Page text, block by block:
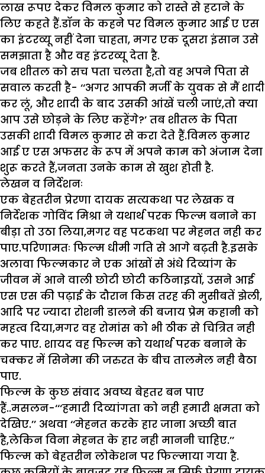
लाख रूपए देकर विमल कुमार को रास्ते से हटाने के
लिए कहते हैं.डाॅन के कहने पर विमल कुमार आई ए एस
का इंटरव्यू नहीं देना चाहता, मगर एक दूसरा इंसान उसे
समझाता है और वह इंटरव्यू देता है.
जब शीतल को सच पता चलता है,तो वह अपने पिता से
सवाल करती है- ‘‘अगर आपकी मर्जी के युवक से मैं शादी
कर लूं, और शादी के बाद उसकी आंखें चली जाएं,तो क्या
आप उसे छोड़ने के लिए कहेंगे?’ तब शीतल के पिता
उसकी शादी विमल कुमार से करा देते हैं.विमल कुमार
आई ए एस अफसर के रूप में अपने काम को अंजाम देना
शुरू करते हैं,जनता उनके काम से खुश होती है.
लेखन व निर्देशनः
एक बेहतरीन प्रेरणा दायक सत्यकथा पर लेखक व
निर्देशक गोविंद मिश्रा ने यथार्थ परक फिल्म बनाने का
बीड़ा तो उठा लिया,मगर वह पटकथा पर मेहनत नही कर
पाए.परिणामतः फिल्म धीमी गति से आगे बढ़ती है.इसके
अलावा फिल्मकार ने एक आंखों से अंधे दिव्यांग के
जीवन में आने वाली छोटी छोटी कठिनाइयों, उसने आई
एस एस की पढ़ाई के दौरान किस तरह की मुसीबतें झेली,
आदि पर ज्यादा रोशनी डालने की बजाय प्रेम कहानी को
महत्व दिया,मगर वह रोमांस को भी ठीक से चित्रित नही
कर पाए. शायद वह फिल्म को यथार्थ परक बनाने के
चक्कर में सिनेमा की जरुरत के बीच तालमेल नही बैठा
पाए.
फिल्म के कुछ संवाद अवष्य बेहतर बन पाए
हैं..मसलन-‘‘‘हमारी दिव्यांगता को नही हमारी क्षमता को
देखिए.’’ अथवा ‘‘मेहनत करके हार जाना अच्छी बात
है,लेकिन विना मेहनत के हार नही माननी चाहिए.’’
फिल्म को बेहतरीन लोकेशन पर फिल्माया गया है.